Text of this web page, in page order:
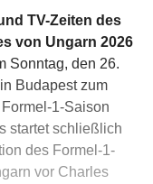
TV-Zeiten des
von Ungarn 2026
Sonntag, den 26.
Budapest zum
1-Saison
startet schließlich
des Formel-1-
vor Charles